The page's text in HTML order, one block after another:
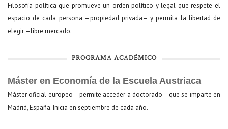
Filosofía política que promueve un orden político y legal que respete el
espacio de cada persona —propiedad privada— y permita la libertad de
elegir —libre mercado.
PROGRAMA ACADÉMICO
Máster en Economía de la Escuela Austriaca
Máster oficial europeo —permite acceder a doctorado— que se imparte en
Madrid, España. Inicia en septiembre de cada año.